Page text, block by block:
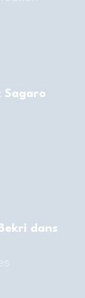
Sagaro
dans